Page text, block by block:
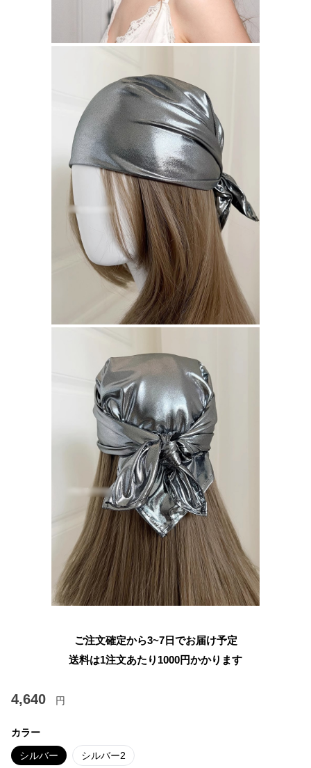
ご注文確定から3~7日でお届け予定
送料は1注文あたり 1000円かかります
4,640 円
カラー
シルバー シルバー2